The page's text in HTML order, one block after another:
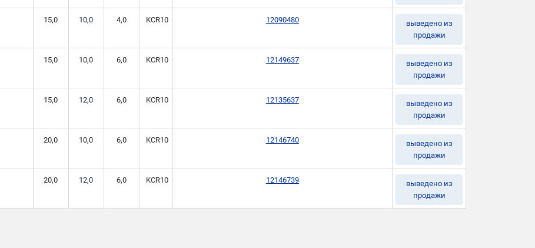
15,0 10,0 4,0 KCR10 12090480
выведено из
продажи
15,0 10,0 6,0 KCR10 12149637
выведено из
продажи
15,0 12,0 6,0 KCR10 12135637
выведено из
продажи
20,0 10,0 6,0 KCR10 12146740
выведено из
продажи
20,0 12,0 6,0 KCR10 12146739
выведено из
продажи